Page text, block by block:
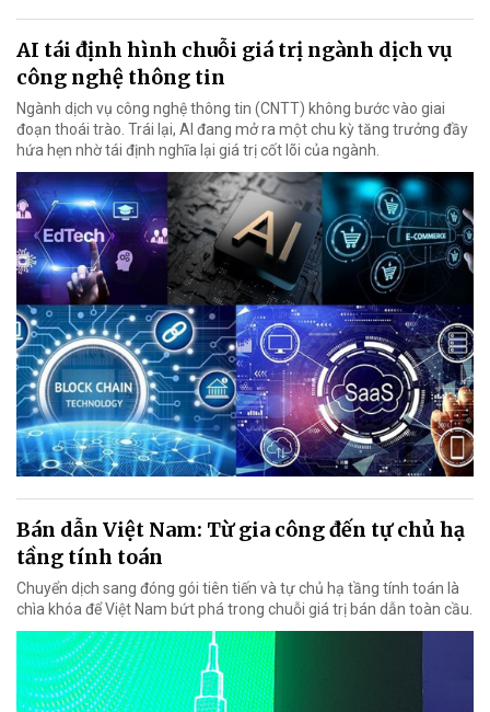
AI tái định hình chuỗi giá trị ngành dịch vụ
công nghệ thông tin
Ngành dịch vụ công nghệ thông tin (CNTT) không bước vào giai
đoạn thoái trào. Trái lại, AI đang mở ra một chu kỳ tăng trưởng đầy
hứa hẹn nhờ tái định nghĩa lại giá trị cốt lõi của ngành.
Bán dẫn Việt Nam: Từ gia công đến tự chủ hạ
tầng tính toán
Chuyển dịch sang đóng gói tiên tiến và tự chủ hạ tầng tính toán là
chìa khóa để Việt Nam bứt phá trong chuỗi giá trị bán dẫn toàn cầu.